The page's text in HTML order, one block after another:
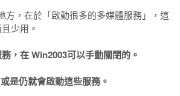
方，在於「啟動很多的多媒體服務」，這
少用。
，在 Win2003可以手動關閉的。
是仍就會啟動這些服務。